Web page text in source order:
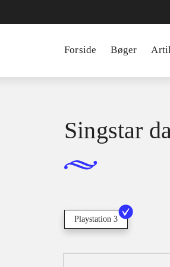
Forside Bøger
Singstar
Playstation 3